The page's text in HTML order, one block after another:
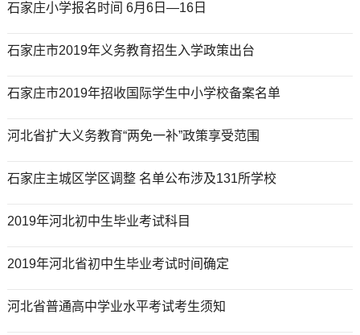
石家庄小学报名时间 6月6日—16日
石家庄市2019年义务教育招生入学政策出台
石家庄市2019年招收国际学生中小学校备案名单
河北省扩大义务教育“两免一补”政策享受范围
石家庄主城区学区调整 名单公布涉及131所学校
2019年河北初中生毕业考试科目
2019年河北省初中生毕业考试时间确定
河北省普通高中学业水平考试考生须知